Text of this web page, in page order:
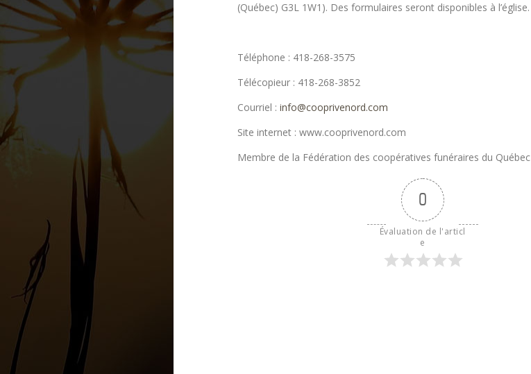
(Québec) G3L 1W1). Des formulaires seront disponibles à l’église.
Téléphone : 418-268-3575
Télécopieur : 418-268-3852
Courriel : info@cooprivenord.com
Site internet : www.cooprivenord.com
Membre de la Fédération des coopératives funéraires du Québec
0
Évaluation de l'articl
e